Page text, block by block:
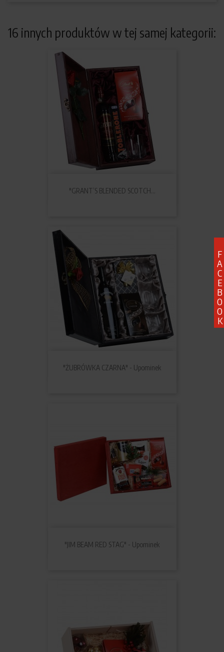
F
A
C
E
B
O
O
K
16 innych produktów w tej samej kategorii:
"GRANT’S BLENDED SCOTCH...
"ŻUBRÓWKA CZARNA" - Upominek
"JIM BEAM RED STAG" - Upominek